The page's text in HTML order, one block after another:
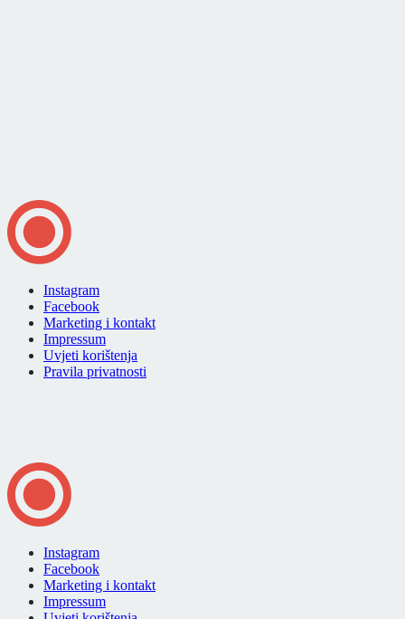
Instagram
Facebook
Marketing i kontakt
Impressum
Uvjeti korištenja
Pravila privatnosti
Instagram
Facebook
Marketing i kontakt
Impressum